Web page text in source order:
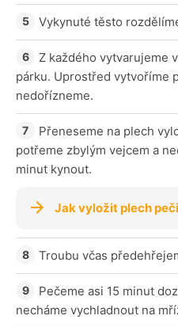
Vykynuté těsto
Z každého vytvarujeme
párku. Uprostřed vytvoříme
nedořízneme.
Přeneseme na plech
potřeme zbylým vejcem a
minut kynout.
Jak vyložit plech
Troubu včas
Pečeme asi 15 minut
necháme vychladnout na